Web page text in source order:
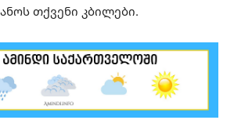
თქვენი კბილები.